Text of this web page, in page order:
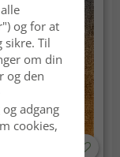
og for at
sikre. Til
om din
og den
adgang
cookies,